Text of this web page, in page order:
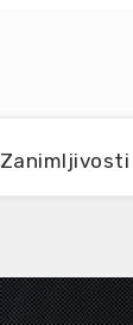
Zanimljivosti